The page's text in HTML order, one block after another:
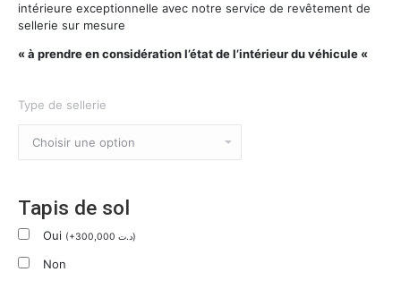
intérieure exceptionnelle avec notre service de revêtement de
sellerie sur mesure
« à prendre en considération l’état de l’intérieur du véhicule «
Type de sellerie
Tapis de sol
Oui (+300,000 د.ت)
Non